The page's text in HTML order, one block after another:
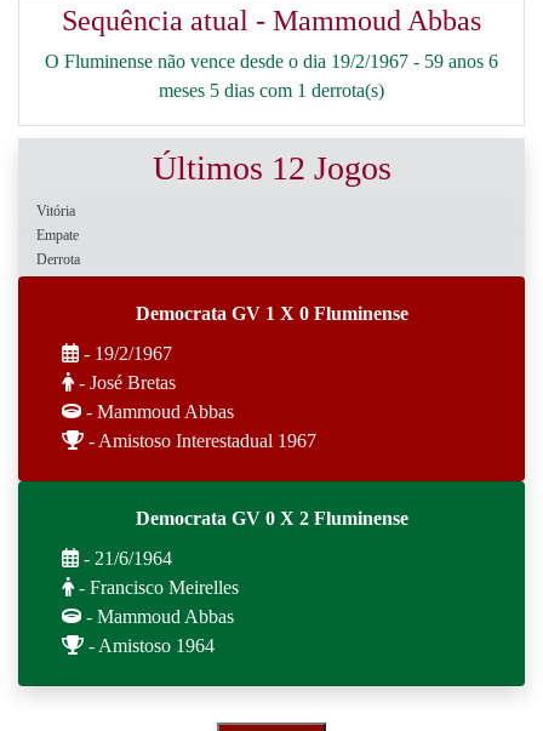
Sequência atual - Mammoud Abbas
O Fluminense não vence desde o dia 19/2/1967 - 59 anos 6
meses 5 dias com 1 derrota(s)
Últimos 12 Jogos
Vitória
Empate
Derrota
Democrata GV 1 X 0 Fluminense
- 19/2/1967
- José Bretas
- Mammoud Abbas
- Amistoso Interestadual 1967
Democrata GV 0 X 2 Fluminense
- 21/6/1964
- Francisco Meirelles
- Mammoud Abbas
- Amistoso 1964